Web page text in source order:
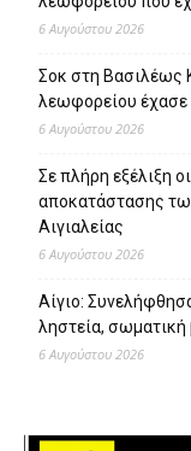
6 Αυγούστου 2026
Σοκ στη Βασιλέως
λεωφορείου έχασε
6 Αυγούστου 2026
Σε πλήρη εξέλιξη
αποκατάστασης
Αιγιαλείας
6 Αυγούστου 2026
Αίγιο:
ληστεία, σωματική
6 Αυγούστου 2026